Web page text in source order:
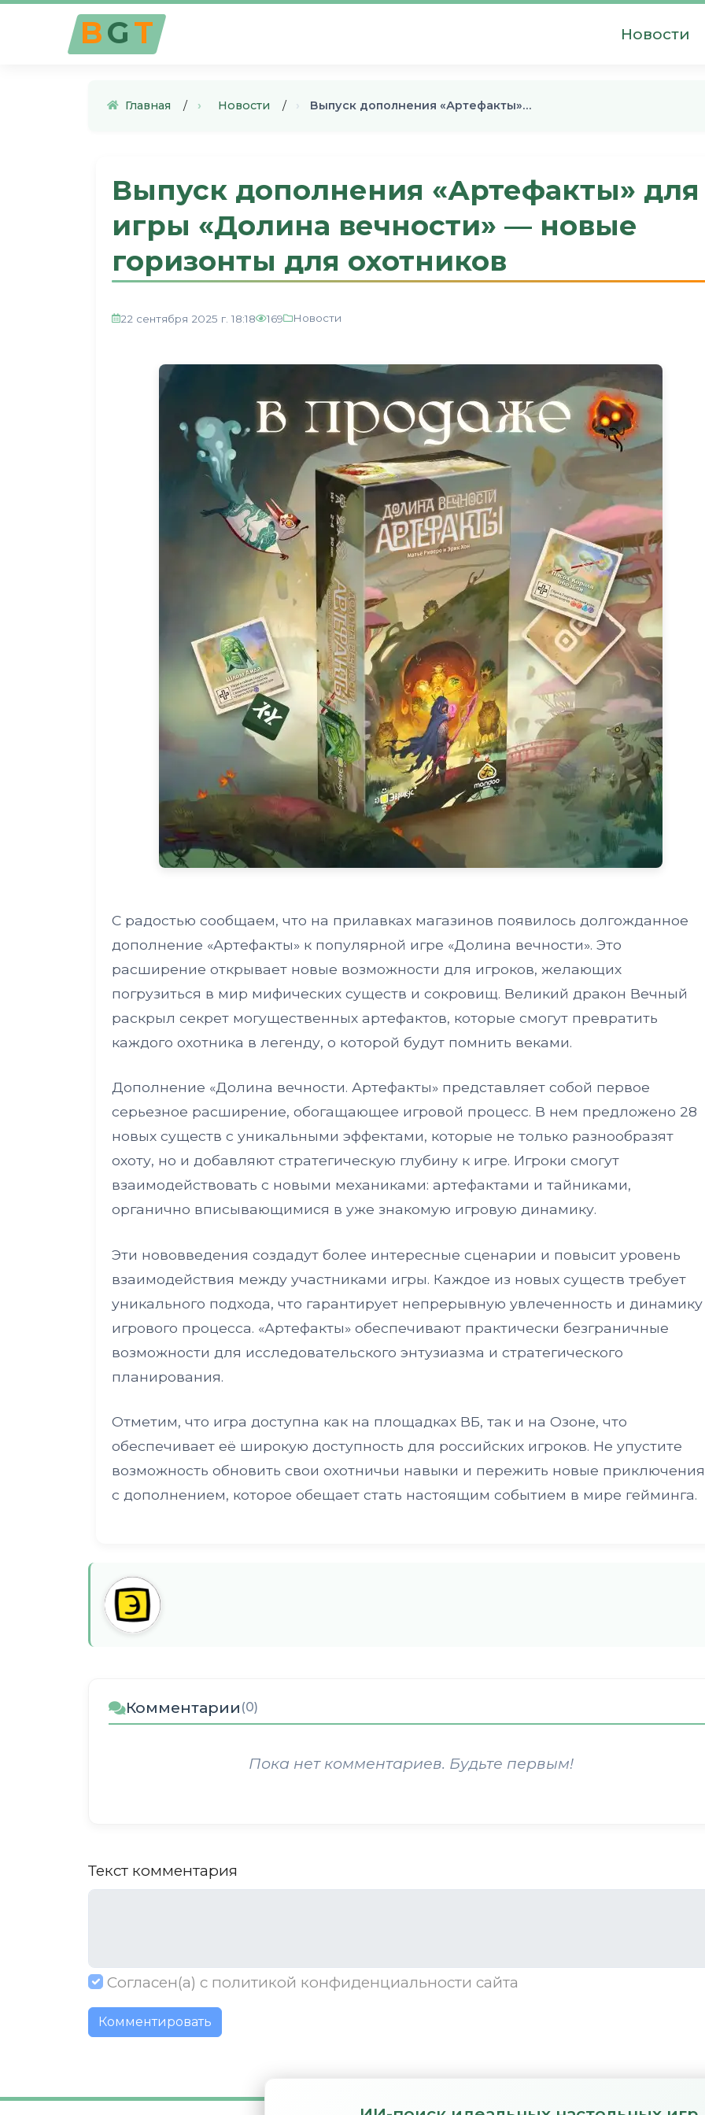
BGT Новости
Главная › Новости › Выпуск дополнения «Артефакты»…
Выпуск дополнения «Артефакты» для
игры «Долина вечности» — новые
горизонты для охотников
22 сентября 2025 г. 18:18 169 Новости
С радостью сообщаем, что на прилавках магазинов появилось долгожданное
дополнение «Артефакты» к популярной игре «Долина вечности». Это
расширение открывает новые возможности для игроков, желающих
погрузиться в мир мифических существ и сокровищ. Великий дракон Вечный
раскрыл секрет могущественных артефактов, которые смогут превратить
каждого охотника в легенду, о которой будут помнить веками.
Дополнение «Долина вечности. Артефакты» представляет собой первое
серьезное расширение, обогащающее игровой процесс. В нем предложено 28
новых существ с уникальными эффектами, которые не только разнообразят
охоту, но и добавляют стратегическую глубину к игре. Игроки смогут
взаимодействовать с новыми механиками: артефактами и тайниками,
органично вписывающимися в уже знакомую игровую динамику.
Эти нововведения создадут более интересные сценарии и повысит уровень
взаимодействия между участниками игры. Каждое из новых существ требует
уникального подхода, что гарантирует непрерывную увлеченность и динамику
игрового процесса. «Артефакты» обеспечивают практически безграничные
возможности для исследовательского энтузиазма и стратегического
планирования.
Отметим, что игра доступна как на площадках ВБ, так и на Озоне, что
обеспечивает её широкую доступность для российских игроков. Не упустите
возможность обновить свои охотничьи навыки и пережить новые приключения
с дополнением, которое обещает стать настоящим событием в мире гейминга.
Комментарии (0)
Пока нет комментариев. Будьте первым!
Текст комментария
Согласен(а) с политикой конфиденциальности сайта
Комментировать